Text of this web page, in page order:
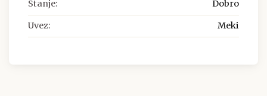
Stanje: Dobro
Uvez: Meki